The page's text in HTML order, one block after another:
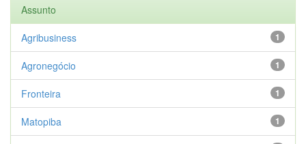
Assunto
1
Agribusiness
1
Agronegócio
1
Fronteira
1
Matopiba